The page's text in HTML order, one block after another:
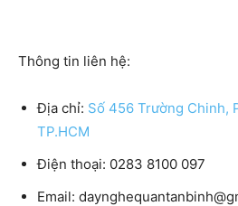
Thông tin liên hệ:
Địa chỉ: Số 456 Trường Chinh,
TP.HCM
Điện thoại: 0283 8100 097
Email: